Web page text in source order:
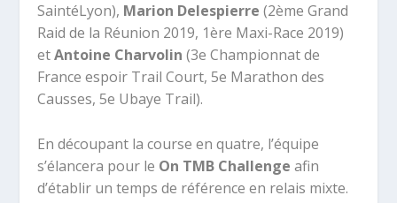
SaintéLyon), Marion Delespierre (2ème Grand
Raid de la Réunion 2019, 1ère Maxi-Race 2019)
etAntoine Charvolin (3e Championnat de
France espoir Trail Court, 5e Marathon des
Causses, 5e Ubaye Trail).
En découpant la course en quatre, l’équipe
s’élancera pour le On TMB Challenge afin
d’établir un temps de référence en relais mixte.